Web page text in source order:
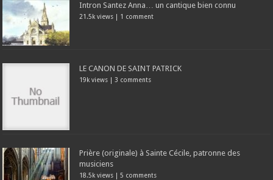
Intron Santez Anna… un cantique bien connu
21.5k views | 1 comment
LE CANON DE SAINT PATRICK
19k views | 3 comments
Prière (originale) à Sainte Cécile, patronne des
musiciens
18.5k views |5 comments